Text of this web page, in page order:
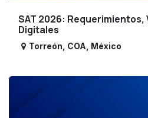
SAT 2026: Requerimientos,
Digitales
Torreón COA México